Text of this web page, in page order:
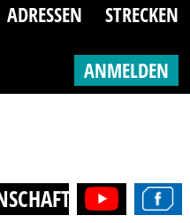
ADRESSEN STRECKEN
ANMELDEN
2015